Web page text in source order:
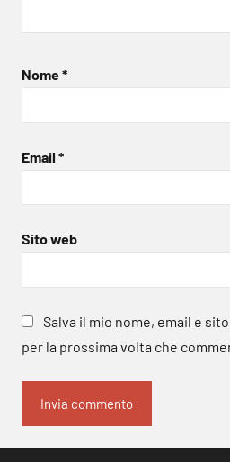
Nome*
Email *
Sito web
Salva il mio nome, email e
per la prossima volta che